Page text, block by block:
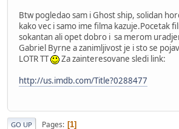
Btw pogledao sam i Ghost ship, solidan
kako vec i samo ime filma kazuje.Pocetak
sokantan ali opet dobro i sa merom
Gabriel Byrne a zanimljivost je i sto se
LOTR TT
Za zainteresovane sledi link:
http://us.imdb.com/Title?0288477
GO UP Pages 1